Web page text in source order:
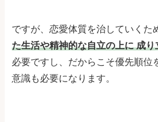
ですが、恋愛体質を治していくた
た生活や精神的な自立の上に 成り
必要ですし、だからこそ優先順位
意識も必要になります。